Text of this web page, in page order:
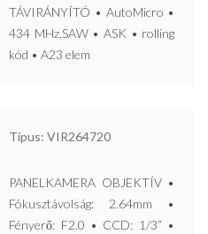
TÁVIRÁNYÍTÓ • AutoMicro •
434 MHz,SAW • ASK • rolling
kód • A23 elem
Típus: VIR264720
PANELKAMERA OBJEKTÍV •
Fókusztávolság: 2.64mm •
Fényerő: F2.0 • CCD: 1/3” •